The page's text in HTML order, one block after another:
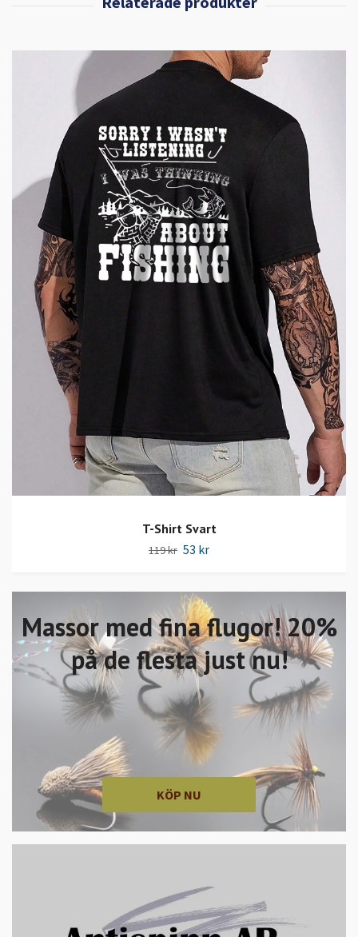
Massor med fina flugor! 20%
på de flesta just nu!
KÖP NU
T-Shirt Svart
119 kr 53 kr